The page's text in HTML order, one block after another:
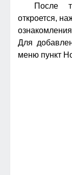
После
откроется,
Для
меню пункт